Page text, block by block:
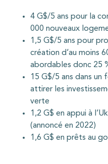
4 G$/5 ans pour la
000 nouveaux
1,5 G$/5 ans pour
création d’au moins
abordables donc 25
15 G$/5 ans dans un
attirer les
verte
1,2 G$ en appui à
(annoncé en 2022)
1,6 G$ en prêts au